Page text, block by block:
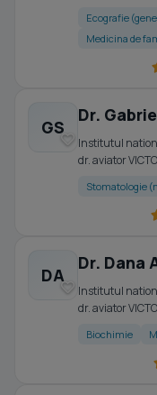
Ecografie
Medicina de
GS
Dr.
Institutul
dr. aviator
Stomatologie
DA
Dr. Dana
Institutul
dr. aviator
Biochimie